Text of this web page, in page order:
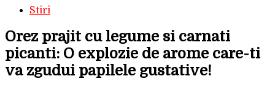
Stiri
Orez prajit cu legume si carnati
picanti: O explozie de arome care-ti
va zgudui papilele gustative!